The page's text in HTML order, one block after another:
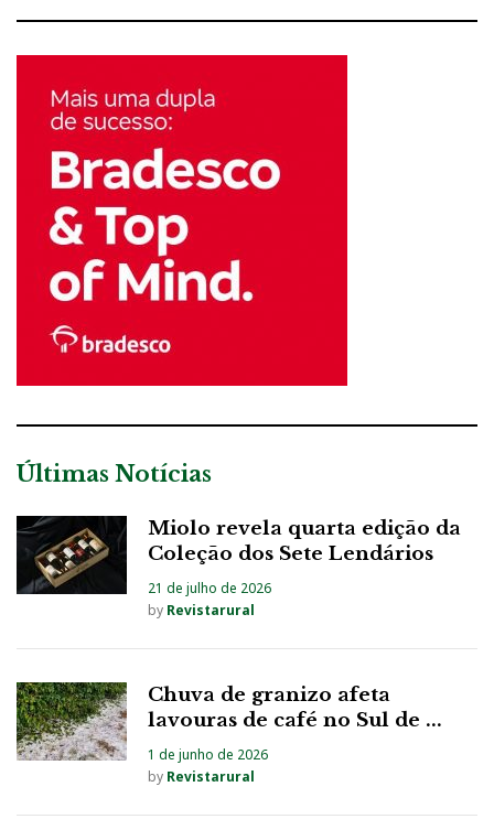
Últimas Notícias
Miolo revela quarta edição da
Coleção dos Sete Lendários
21 de julho de 2026
by Revistarural
Chuva de granizo afeta
lavouras de café no Sul de ...
1 de junho de 2026
by Revistarural